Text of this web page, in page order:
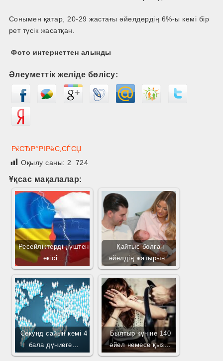
Сонымен қатар, 20-29 жастағы әйелдердің 6%-ы кемі бір
рет түсік жасатқан.
Фото интернеттен алынды
Әлеуметтік желіде бөлісу:
РќСЂР°РІРёС‚СЃСЏ
Оқылу саны: 2 724
Ұқсас мақалалар:
Ресейліктердің үштен
екісі…
Қайтыс болған
әйелдің жатырын…
Секунд сайын кемі 4
бала дүниеге…
Былтыр күніне 140
әйел немесе қыз…